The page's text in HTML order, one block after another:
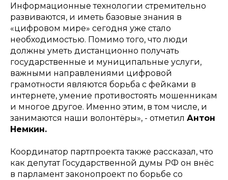
Информационные технологии стремительно
развиваются, и иметь базовые знания в
«цифровом мире» сегодня уже стало
необходимостью. Помимо того, что люди
должны уметь дистанционно получать
государственные и муниципальные услуги,
важными направлениями цифровой
грамотности являются борьба с фейками в
интернете, умение противостоять мошенникам
и многое другое. Именно этим, в том числе, и
занимаются наши волонтёры», - отметил Антон
Немкин.
Координатор партпроекта также рассказал, что
как депутат Государственной думы РФ он внёс
в парламент законопроект по борьбе со